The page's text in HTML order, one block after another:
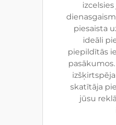
piesaista
ideāli
piepildītās
skatītāja
jūsu